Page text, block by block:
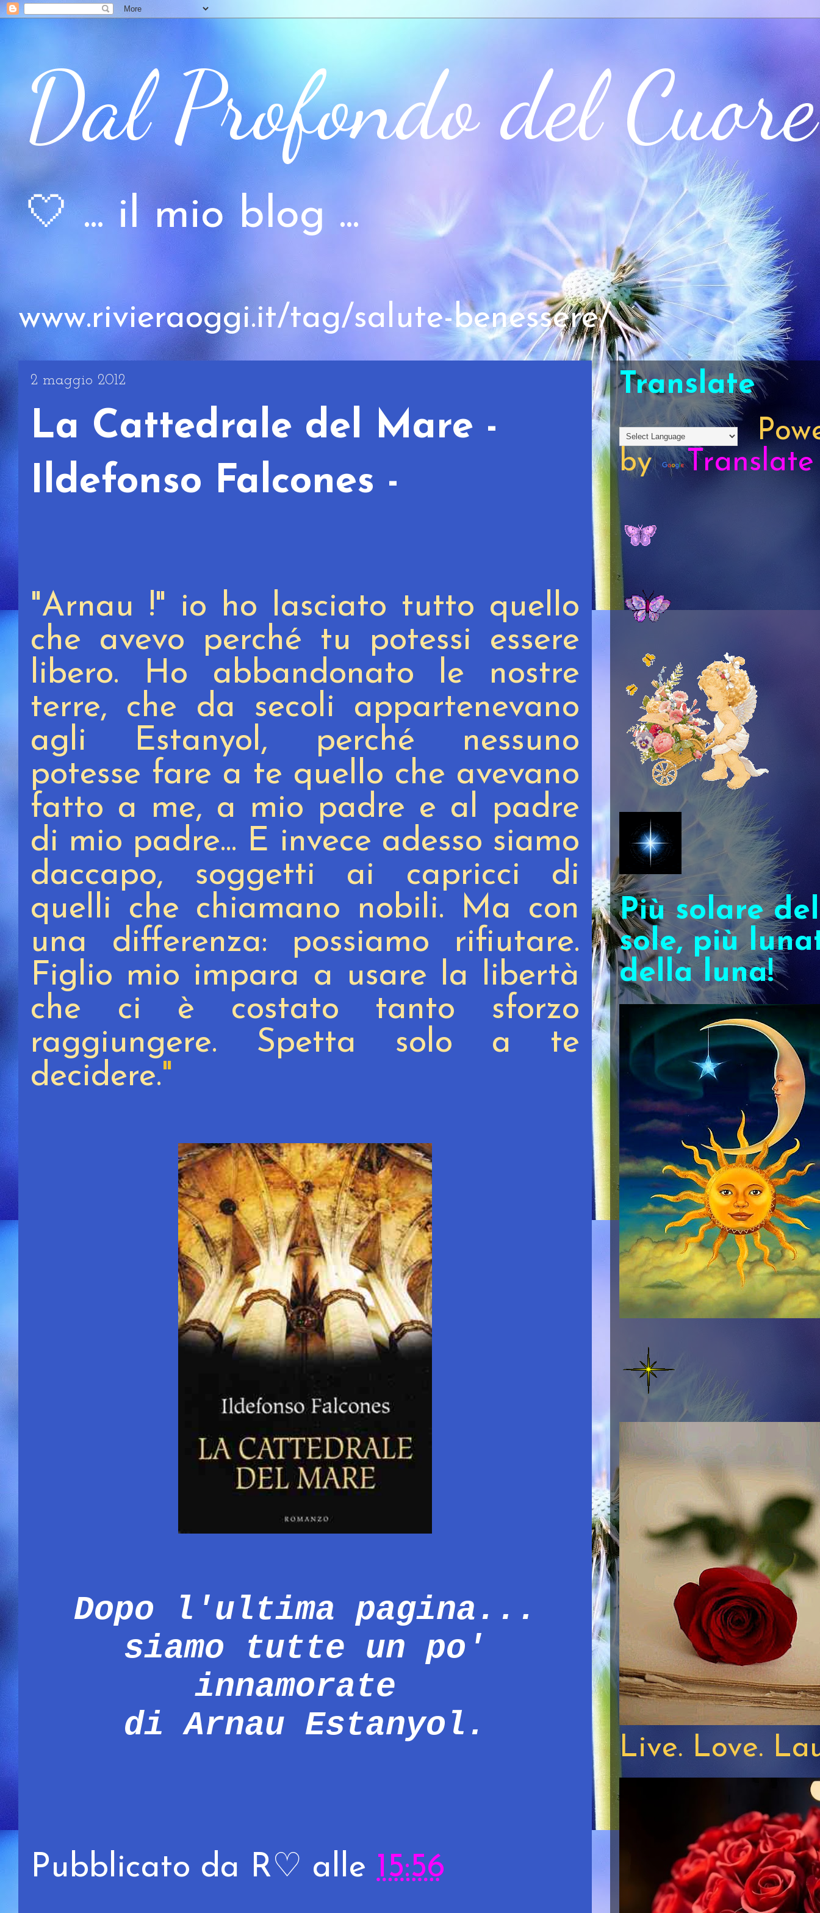
Dal Profondo del Cuore
🤍 ... il mio blog ...
www.rivieraoggi.it/tag/salute-benessere/
2 maggio 2012
La Cattedrale del Mare -
Ildefonso Falcones -
"Arnau !" io ho lasciato tutto quello
che avevo perché tu potessi essere
libero. Ho abbandonato le nostre
terre, che da secoli appartenevano
agli Estanyol, perché nessuno
potesse fare a te quello che avevano
fatto a me, a mio padre e al padre
di mio padre... E invece adesso siamo
daccapo, soggetti ai capricci di
quelli che chiamano nobili. Ma con
una differenza: possiamo rifiutare.
Figlio mio impara a usare la libertà
che ci è costato tanto sforzo
raggiungere. Spetta solo a te
decidere."
Dopo l'ultima pagina...
siamo tutte un po'
innamorate
di Arnau Estanyol.
Pubblicato da R♡ alle 15:56
Translate
by
Translate
Più solare del
sole, più
della luna!
Live. Love.